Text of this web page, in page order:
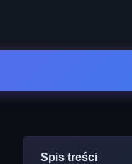
Spis treści